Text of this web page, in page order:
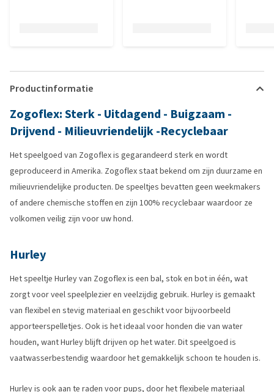
Productinformatie
Zogoflex: Sterk - Uitdagend - Buigzaam -
Drijvend - Milieuvriendelijk -Recyclebaar
Het speelgoed van Zogoflex is gegarandeerd sterk en wordt
geproduceerd in Amerika. Zogoflex staat bekend om zijn duurzame en
milieuvriendelijke producten. De speeltjes bevatten geen weekmakers
of andere chemische stoffen en zijn 100% recyclebaar waardoor ze
volkomen veilig zijn voor uw hond.
Hurley
Het speeltje Hurley van Zogoflex is een bal, stok en bot in één, wat
zorgt voor veel speelplezier en veelzijdig gebruik. Hurley is gemaakt
van flexibel en stevig materiaal en geschikt voor bijvoorbeeld
apporteerspelletjes. Ook is het ideaal voor honden die van water
houden, want Hurley blijft drijven op het water. Dit speelgoed is
vaatwasserbestendig waardoor het gemakkelijk schoon te houden is.
Hurley is ook aan te raden voor pups, door het flexibele materiaal